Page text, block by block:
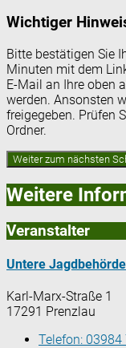
Wichtiger
Bitte bestätigen Sie
Minuten mit dem
E-Mail an Ihre oben
werden. Ansonsten
freigegeben. Prüfen
Ordner.
Weitere
Veranstalter
Untere Jagdbehörde
Karl-Marx-Straße 1
17291 Prenzlau
Telefon: 03984